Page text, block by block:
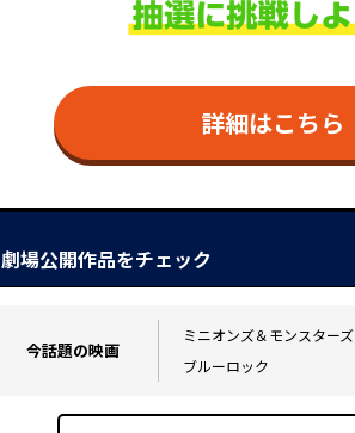
詳細はこちら
劇場公開作品をチェック
今話題の映画
ミニオンズ＆モンスターズ
ブルーロック